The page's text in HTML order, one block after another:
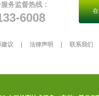
务监督热线：
6008
建议 法律声明 联系我们